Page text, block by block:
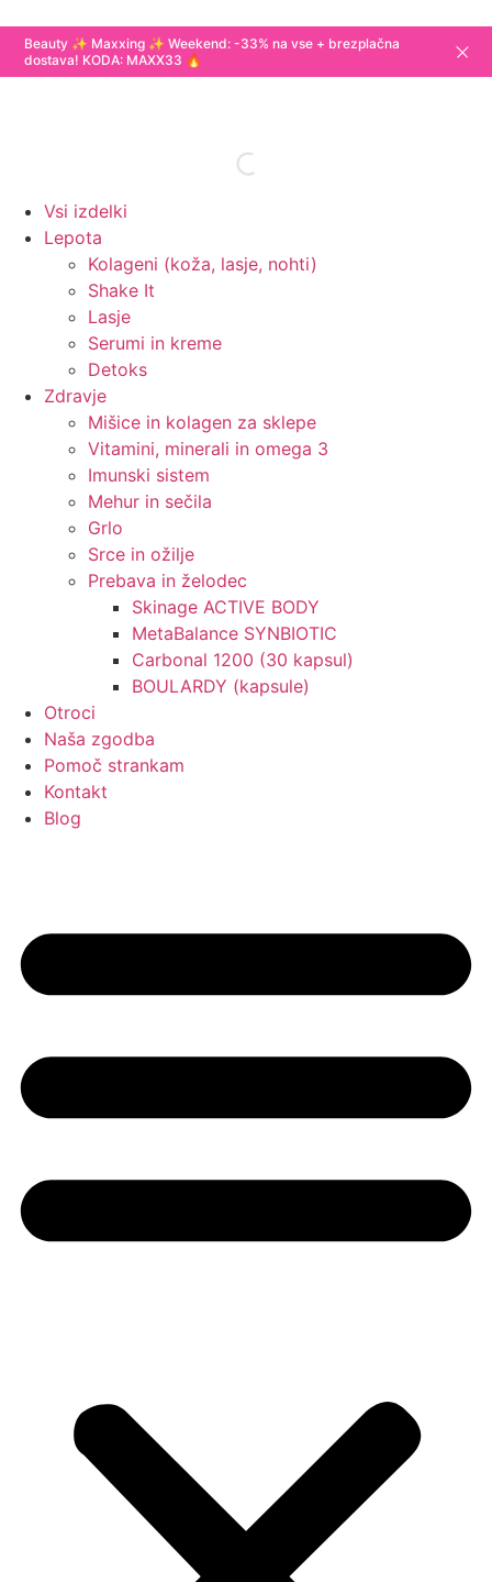
Beauty ✨ Maxxing ✨ Weekend: -33% na vse + brezplačna
dostava! KODA: MAXX33 🔥
Vsi izdelki
Lepota
Kolageni (koža, lasje, nohti)
Shake It
Lasje
Serumi in kreme
Detoks
Zdravje
Mišice in kolagen za sklepe
Vitamini, minerali in omega 3
Imunski sistem
Mehur in sečila
Grlo
Srce in ožilje
Prebava in želodec
Skinage ACTIVE BODY
MetaBalance SYNBIOTIC
Carbonal 1200 (30 kapsul)
BOULARDY (kapsule)
Otroci
Naša zgodba
Pomoč strankam
Kontakt
Blog